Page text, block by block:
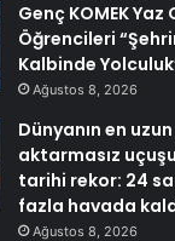
Genç KOMEK Yaz
Öğrencileri
Kalbinde
Ağustos 8, 2026
Dünyanın en uzun
aktarmasız
tarihi rekor: 24
fazla havada
Ağustos 8, 2026